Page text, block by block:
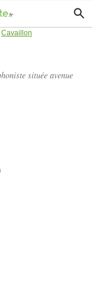
Cavaillon
située avenue